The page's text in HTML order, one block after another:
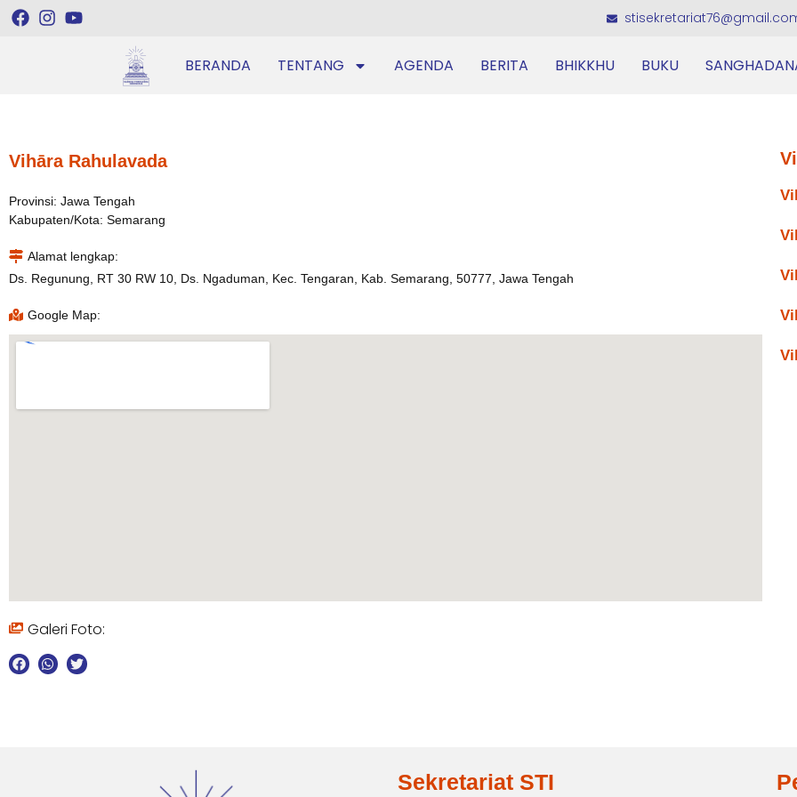
BERANDA TENTANG AGENDA BERITA BHIKKHU BUKU
Vihāra Rahulavada
Provinsi: Jawa Tengah
Kabupaten/Kota: Semarang
Alamat lengkap:
Ds. Regunung, RT 30 RW 10, Ds. Ngaduman, Kec. Tengaran, Kab. Semarang, 50777, Jawa Tengah
Google Map:
Galeri Foto:
Sekretariat STI